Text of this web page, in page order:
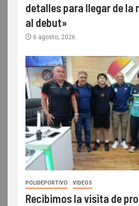
detalles para llegar de la
al debut»
6 agosto, 2026
POLIDEPORTIVO VIDEOS
Recibimos la visita de